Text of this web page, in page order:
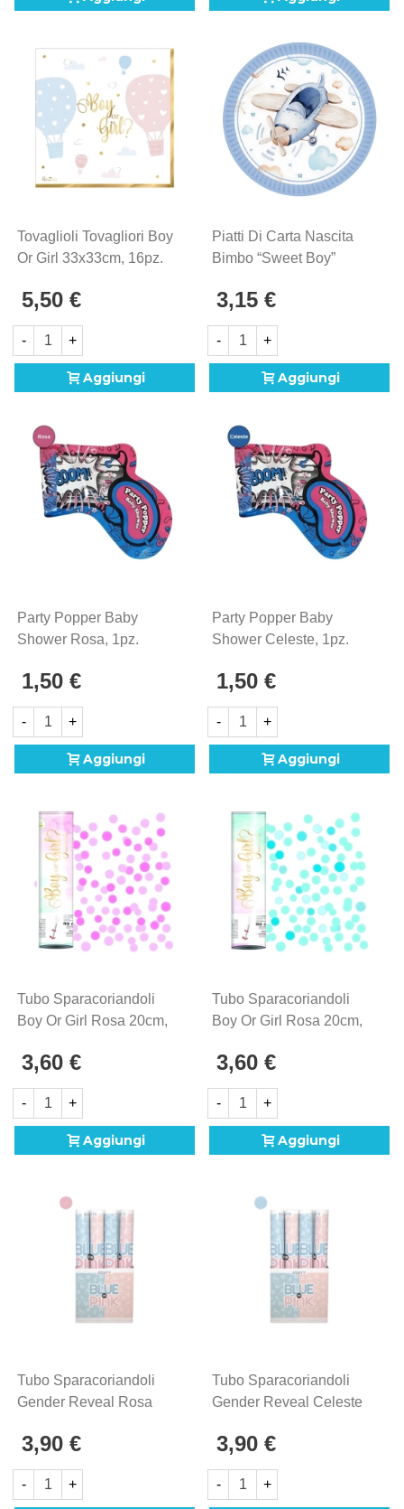
Tovaglioli Tovagliori Boy
Or Girl 33x33cm, 16pz.
5,50 €
- +
Aggiungi
Piatti Di Carta Nascita
Bimbo “Sweet Boy”
3,15 €
- +
Aggiungi
Party Popper Baby
Shower Rosa, 1pz.
1,50 €
- +
Aggiungi
Party Popper Baby
Shower Celeste, 1pz.
1,50 €
- +
Aggiungi
Tubo Sparacoriandoli
Boy Or Girl Rosa 20cm,
3,60 €
- +
Aggiungi
Tubo Sparacoriandoli
Boy Or Girl Rosa 20cm,
3,60 €
- +
Aggiungi
Tubo Sparacoriandoli
Gender Reveal Rosa
3,90 €
- +
Tubo Sparacoriandoli
Gender Reveal Celeste
3,90 €
- +